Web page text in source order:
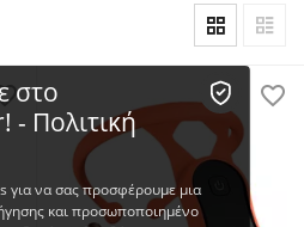
στο
Πολιτική
για να σας προσφέρουμε μια
και προσωποποιημένο